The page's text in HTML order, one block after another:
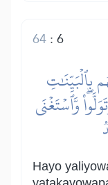
6
:
64
بِٱلۡبَيِّنَٰتِ
وَّٱسۡتَغۡنَى
Hayo